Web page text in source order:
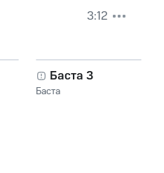
3:12
Баста 3
Баста